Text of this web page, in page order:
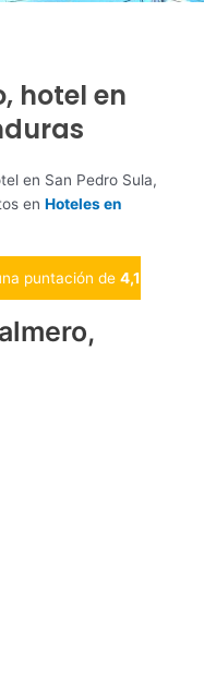
hotel en
en San Pedro Sula,
en Hoteles en
puntación de 4,1